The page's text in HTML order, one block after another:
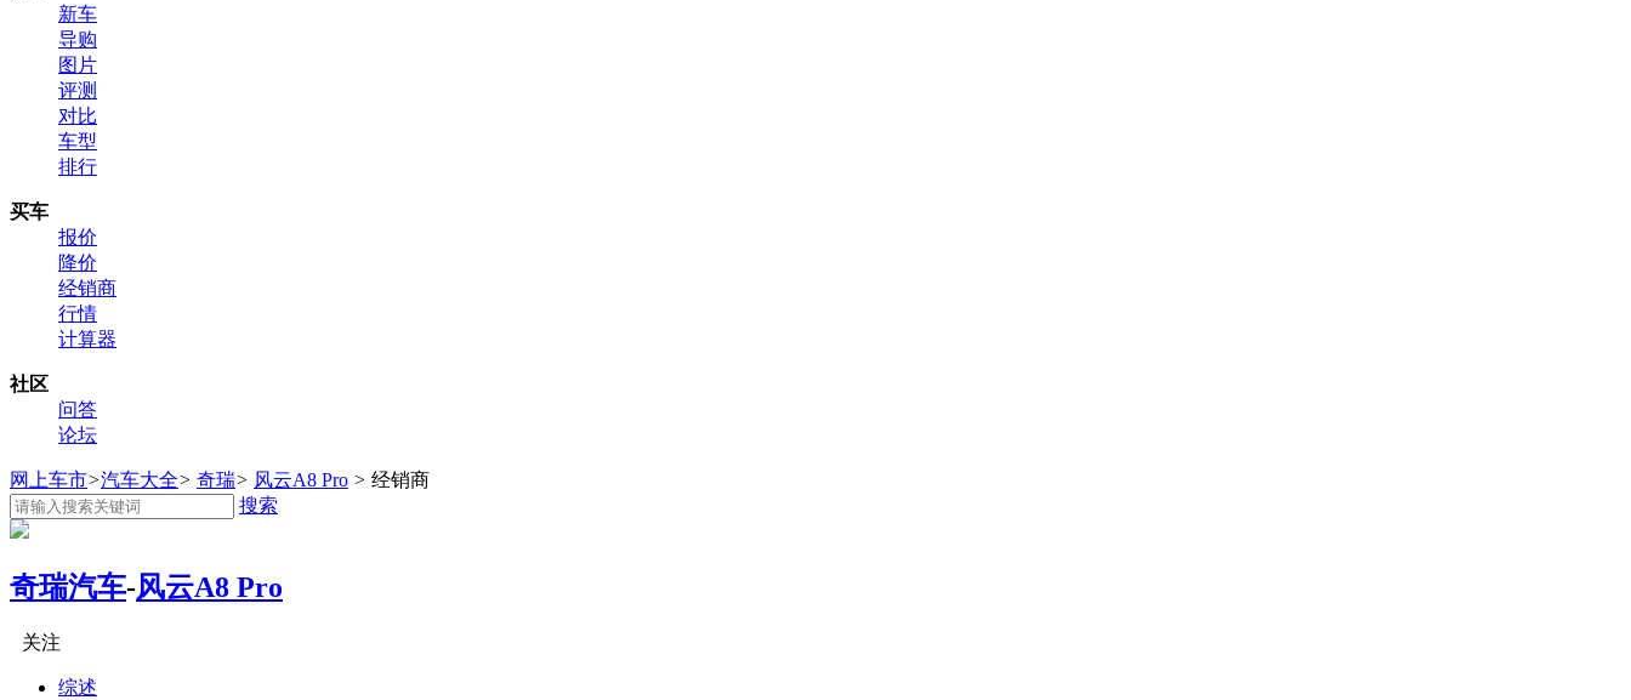
新车
导购
图片
评测
对比
车型
排行
买车
报价
降价
经销商
行情
计算器
社区
问答
论坛
网上车市>汽车大全> 奇瑞> 风云A8 Pro > 经销商
搜索
奇瑞汽车-风云A8 Pro
关注
综述